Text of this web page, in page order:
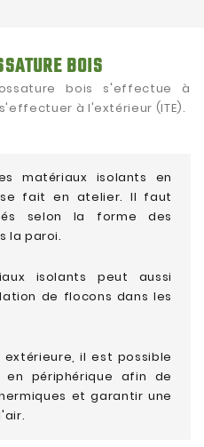
BOIS
bois s'effectue à
à l'extérieur (ITE).
matériaux isolants en
se fait en atelier. Il faut
selon la forme des
la paroi.
isolants peut aussi
de flocons dans les
il est possible
périphérique afin de
et garantir une